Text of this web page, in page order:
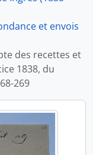
et envois
des recettes et
1838, du
269